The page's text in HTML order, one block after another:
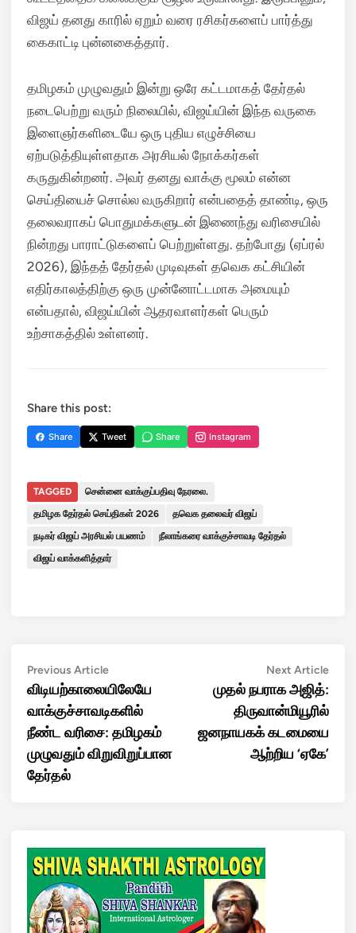
விஜய் தனது காரில் ஏறும் வரை ரசிகர்களைப் பார்த்து
கைகாட்டி புன்னகைத்தார்.
தமிழகம் முழுவதும் இன்று ஒரே கட்டமாகத் தேர்தல்
நடைபெற்று வரும் நிலையில், விஜய்யின் இந்த வருகை
இளைஞர்களிடையே ஒரு புதிய எழுச்சியை
ஏற்படுத்தியுள்ளதாக அரசியல் நோக்கர்கள்
கருதுகின்றனர். அவர் தனது வாக்கு மூலம் என்ன
செய்தியைச் சொல்ல வருகிறார் என்பதைத் தாண்டி, ஒரு
தலைவராகப் பொதுமக்களுடன் இணைந்து வரிசையில்
நின்றது பாராட்டுகளைப் பெற்றுள்ளது. தற்போது (ஏப்ரல்
2026), இந்தத் தேர்தல் முடிவுகள் தவெக கட்சியின்
எதிர்காலத்திற்கு ஒரு முன்னோட்டமாக அமையும்
என்பதால், விஜய்யின் ஆதரவாளர்கள் பெரும்
உற்சாகத்தில் உள்ளனர்.
Share this post:
Share Tweet Share Instagram
TAGGED
சென்னை வாக்குப்பதிவு நேரலை.
தமிழக தேர்தல் செய்திகள் 2026
தவெக தலைவர் விஜய்
நடிகர் விஜய் அரசியல் பயணம்
நீலாங்கரை வாக்குச்சாவடி தேர்தல்
விஜய் வாக்களித்தார்
Post
navigation
Previous ArticlePrevious
article:
விடியற்காலையிலேயே
வாக்குச்சாவடிகளில்
நீண்ட வரிசை: தமிழகம்
முழுவதும் விறுவிறுப்பான
தேர்தல்
Next ArticleNext
முதல் நபராக அஜித்:
திருவான்மியூரில்
ஜனநாயகக் கடமையை
ஆற்றிய ‘ஏகே’